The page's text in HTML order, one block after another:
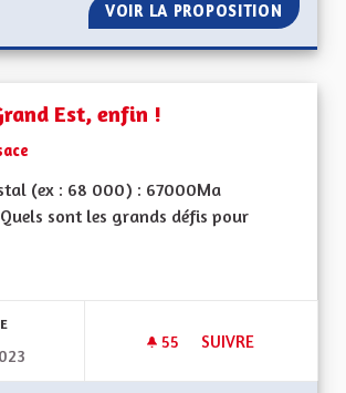
VOIR LA PROPOSITION
Est, enfin !
(ex : 68 000) : 67000Ma
sont les grands défis pour
de la catégorie : Autres
55 55 ABONNÉS
SUIVRE